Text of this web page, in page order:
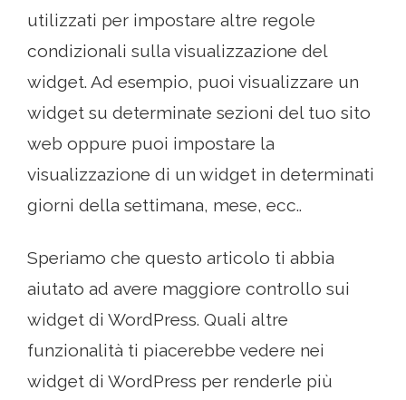
utilizzati per impostare altre regole
condizionali sulla visualizzazione del
widget. Ad esempio, puoi visualizzare un
widget su determinate sezioni del tuo sito
web oppure puoi impostare la
visualizzazione di un widget in determinati
giorni della settimana, mese, ecc..
Speriamo che questo articolo ti abbia
aiutato ad avere maggiore controllo sui
widget di WordPress. Quali altre
funzionalità ti piacerebbe vedere nei
widget di WordPress per renderle più